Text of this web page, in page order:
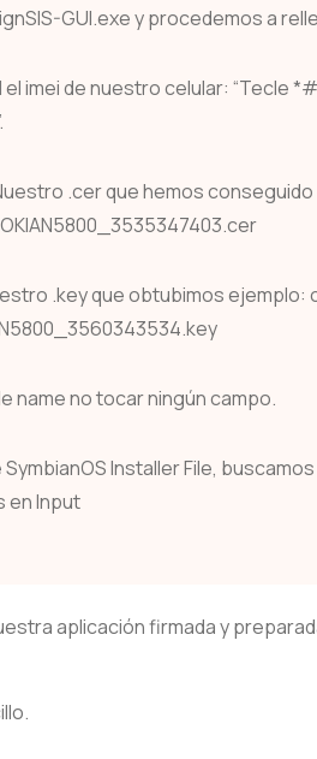
GUI.exe y procedemos a
el imei de nuestro celular: “Tecle
.cer que hemos
.key que obtubimos ejemplo:
name no tocar ningún campo.
Installer File,
en Input
aplicación firmada y